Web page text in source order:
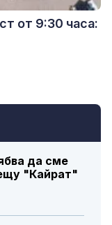
да сме
"Кайрат"
от 9:30 часа: